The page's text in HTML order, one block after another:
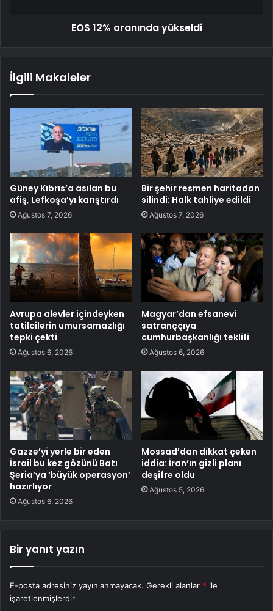
EOS 12% oranında yükseldi
İlgili Makaleler
Güney Kıbrıs’a asılan bu
afiş, Lefkoşa’yı karıştırdı
Ağustos 7, 2026
Bir şehir resmen haritadan
silindi: Halk tahliye edildi
Ağustos 7, 2026
Avrupa alevler içindeyken
tatilcilerin umursamazlığı
tepki çekti
Ağustos 6, 2026
Magyar’dan efsanevi
satranççıya
cumhurbaşkanlığı teklifi
Ağustos 6, 2026
Gazze’yi yerle bir eden
İsrail bu kez gözünü Batı
Şeria’ya ‘büyük operasyon’
hazırlıyor
Ağustos 6, 2026
Mossad’dan dikkat çeken
iddia: İran’ın gizli planı
deşifre oldu
Ağustos 5, 2026
Bir yanıt yazın
E-posta adresiniz yayınlanmayacak. Gerekli alanlar * ile
işaretlenmişlerdir